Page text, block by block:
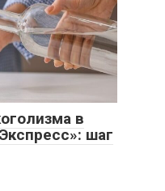
в
шаг